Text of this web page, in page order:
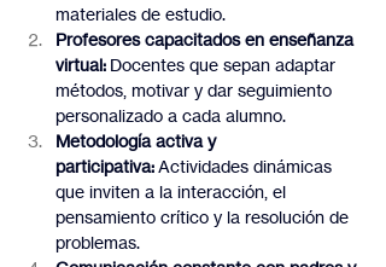
materiales de estudio.
Profesores capacitados en enseñanza
virtual: Docentes que sepan adaptar
métodos, motivar y dar seguimiento
personalizado a cada alumno.
Metodología activa y
participativa: Actividades dinámicas
que inviten a la interacción, el
pensamiento crítico y la resolución de
problemas.